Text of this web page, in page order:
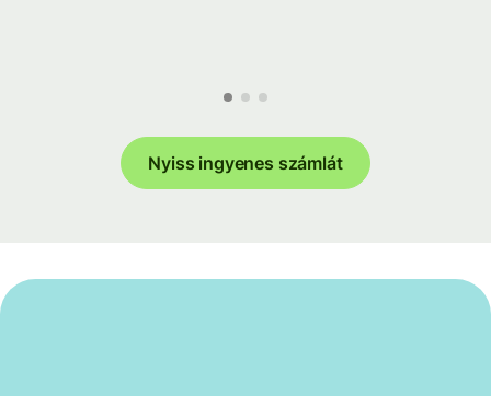
Nyiss ingyenes számlát